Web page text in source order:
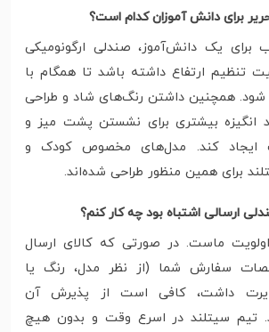
برای یک دانش‌آموز، صندلی ارگونومیکی
تنظیم ارتفاع داشته باشد تا همگام با
شود. همچنین داشتن رنگ‌های شاد و طراحی
انگیزه بیشتری برای نشستن پشت میز و
ایجاد کند. مدل‌های مخصوص کودک و
برای همین منظور طراحی شده‌اند.
ماست. در صورتی که کالای ارسال
سفارش شما (از نظر مدل، رنگ یا
داشت، کافی است از پذیرش آن
تیم سیتلند در اسرع وقت و بدون هیچ